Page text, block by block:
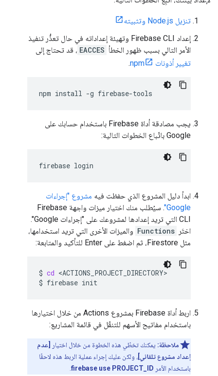
تنزيل Node.js وتثبيته
إعداد Firebase CLI وتهيئة إعداداته في حال تعذُّر تنفيذ
الأمر التالي بسبب ظهور الخطأ EACCES ، قد تحتاج إلى
تغيير أذونات npm
.
npm install -g firebase-tools
يجب مصادقة أداة Firebase باستخدام حسابك على
Google باتّباع الخطوات التالية:
ابدأ دليل المشروع الذي حفظت فيه مشروع "إجراءات
Google"
. سيُطلب منك اختيار ميزات واجهة Firebase
CLI التي تريد إعدادها لمشروعك على "إجراءات Google".
اختَر Functions والميزات الأخرى التي تريد استخدامها،
مثل Firestore، ثم اضغط على Enter للتأكيد والمتابعة:
$ cd <ACTIONS_PROJECT_DIRECTORY>
$ firebase
اربط أداة Firebase بمشروع Actions من خلال اختيارها
باستخدام مفاتيح الأسهم للتنقّل في قائمة المشاريع:
ملاحظة: يمكنك تخطّي هذه الخطوة من خلال اختيار
[عدم
إعداد مشروع تلقائي] ، ولكن عليك إجراء عملية الربط هذه لاحقًا
باستخدام الأمر firebase use PROJECT_ID